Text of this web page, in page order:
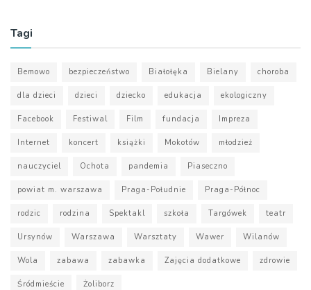
Tagi
Bemowo bezpieczeństwo Białołęka Bielany choroba
dla dzieci dzieci dziecko edukacja ekologiczny
Facebook Festiwal Film fundacja Impreza
Internet koncert książki Mokotów młodzież
nauczyciel Ochota pandemia Piaseczno
powiat m. warszawa Praga-Południe Praga-Północ
rodzic rodzina Spektakl szkoła Targówek teatr
Ursynów Warszawa Warsztaty Wawer Wilanów
Wola zabawa zabawka Zajęcia dodatkowe zdrowie
Śródmieście Żoliborz